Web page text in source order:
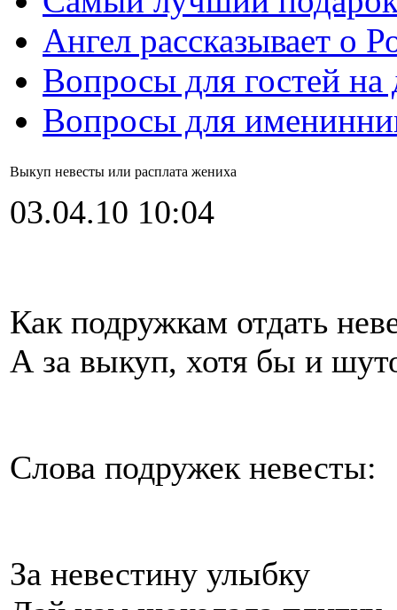
Ангел рассказывает о
Вопросы для гостей
Вопросы для
Выкуп невесты или расплата жениха
03.04.10 10:04
Как подружкам отдать
А за выкуп, хотя бы и
Слова подружек невесты:
За невестину улыбку